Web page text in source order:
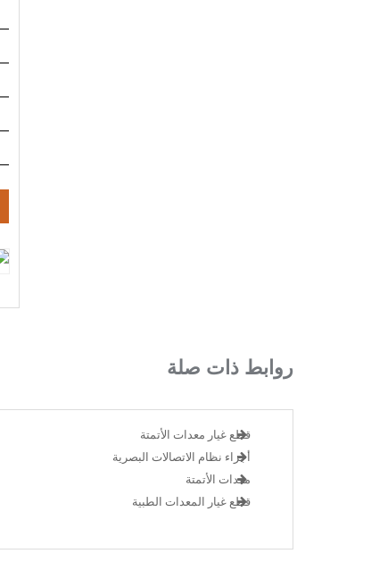
روابط ذات صلة
قطع غيار معدات الأتمتة
أجزاء نظام الاتصالات البصرية
معدات الأتمتة
قطع غيار المعدات الطبية